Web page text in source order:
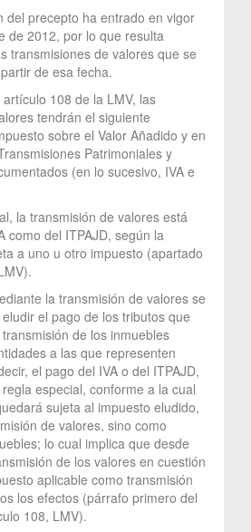
del precepto ha entrado en vigor
de 2012, por lo que resulta
transmisiones de valores que se
de esa fecha.
108 de la LMV, las
tendrán el siguiente
sobre el Valor Añadido y en
Patrimoniales y
(en lo sucesivo, IVA e
la transmisión de valores está
como del ITPAJD, según la
a uno u otro impuesto (apartado
la transmisión de valores se
el pago de los tributos que
de los inmuebles
a las que representen
el pago del IVA o del ITPAJD,
especial, conforme a la cual
sujeta al impuesto eludido,
de valores, sino como
lo cual implica que desde
de los valores en cuestión
aplicable como transmisión
los efectos (párrafo primero del
108, LMV).